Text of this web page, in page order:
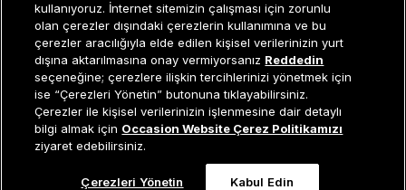
Sepete Ekle
Müşteri İlişkileri0 850 800 01 20
Occasion bir EREN PERAKENDE markasıdır. © Eren Holding
kullanıyoruz. İnternet sitemizin çalışması için zorunlu
olan çerezler dışındaki çerezlerin kullanımına ve bu
çerezler aracılığıyla elde edilen kişisel verilerinizin yurt
dışına aktarılmasına onay vermiyorsanız Reddedin
seçeneğine; çerezlere ilişkin tercihlerinizi yönetmek için
ise “Çerezleri Yönetin” butonuna tıklayabilirsiniz.
Çerezler ile kişisel verilerinizin işlenmesine dair detaylı
bilgi almak için Occasion Website Çerez Politikamızı
ziyaret edebilirsiniz.
Çerezleri Yönetin Kabul Edin